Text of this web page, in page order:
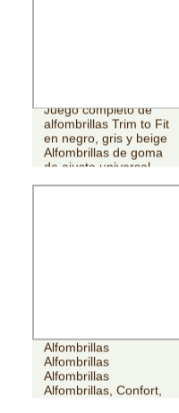
Juego completo de
alfombrillas Trim to Fit
en negro, gris y beige
Alfombrillas de goma
de ajuste universal
Alfombrillas
Alfombrillas
Alfombrillas
Alfombrillas, Confort,